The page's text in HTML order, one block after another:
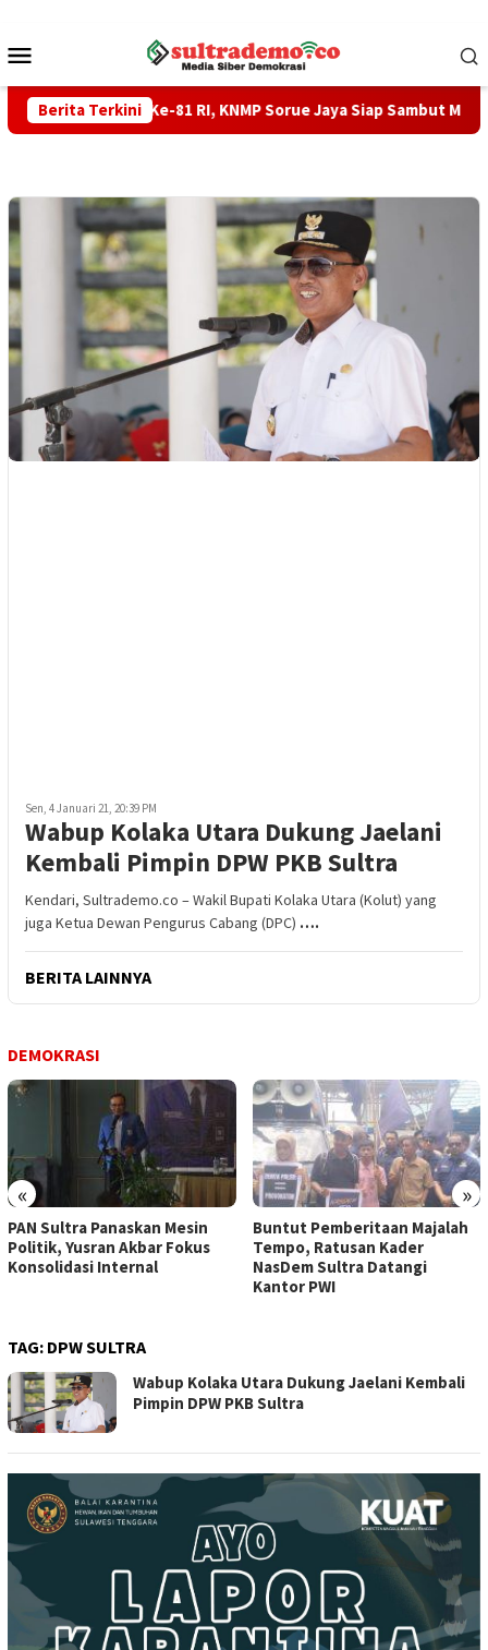
konten
Mobile
Berita Terkini
HUT Ke-81 RI, KNMP Sorue Jaya Siap Sambut Menteri KKP
Sen, 4 Januari 21, 20:39 PM
Wabup Kolaka Utara Dukung Jaelani
Kembali Pimpin DPW PKB Sultra
Kendari, Sultrademo.co – Wakil Bupati Kolaka Utara (Kolut) yang
juga Ketua Dewan Pengurus Cabang (DPC) ….
BERITA LAINNYA
DEMOKRASI
« »
PAN Sultra Panaskan Mesin
Politik, Yusran Akbar Fokus
Konsolidasi Internal
Buntut Pemberitaan Majalah
Tempo, Ratusan Kader
NasDem Sultra Datangi
Kantor PWI
TAG: DPW SULTRA
Wabup Kolaka Utara Dukung Jaelani Kembali
Pimpin DPW PKB Sultra